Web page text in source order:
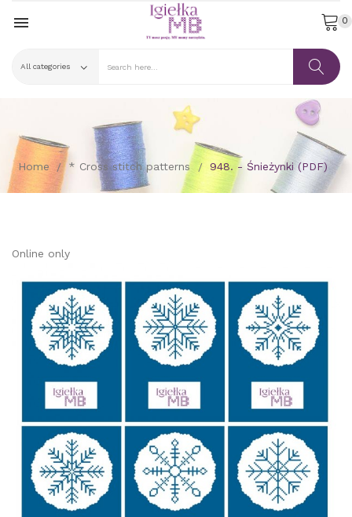
 0
Home * Cross stitch patterns 948. - Śnieżynki (PDF)
Online only